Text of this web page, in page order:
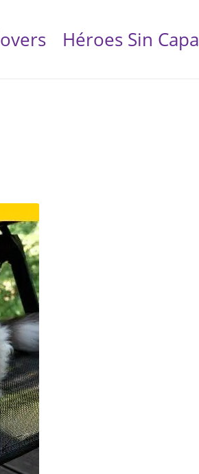
Héroes Sin Capa